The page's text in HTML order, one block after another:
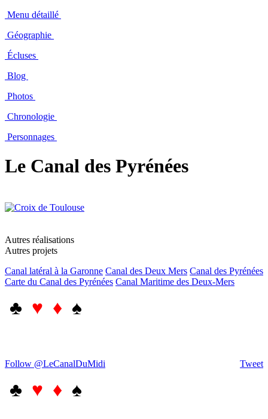
Menu détaillé
Géographie
Écluses
Blog
Photos
Chronologie
Personnages
Le Canal des Pyrénées
Autres réalisations
Autres projets
Canal latéral à la Garonne Canal des Deux Mers Canal des Pyrénées
Carte du Canal des Pyrénées Canal Maritime des Deux-Mers
♣ ♥ ♦ ♠
Tweet
Follow @LeCanalDuMidi
♣ ♥ ♦ ♠